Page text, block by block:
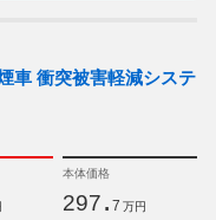
車 衝突被害軽減システ
本体価格
297. 7 万円